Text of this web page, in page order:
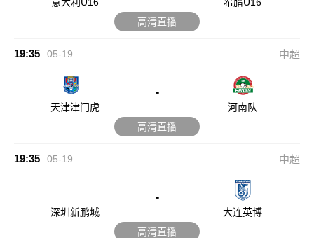
高清直播
19:35 05-19 中超
天津津门虎
-
河南队
高清直播
19:35 05-19 中超
深圳新鹏城
-
大连英博
高清直播